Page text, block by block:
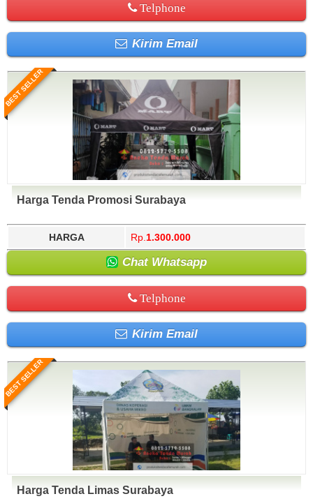
Telphone
Kirim Email
BEST SELLER
Harga Tenda Promosi Surabaya
HARGA Rp. 1.300.000
Chat Whatsapp
Telphone
Kirim Email
BEST SELLER
Harga Tenda Limas Surabaya